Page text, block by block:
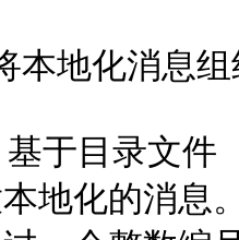
地化消息组
于目录文
地化的消息